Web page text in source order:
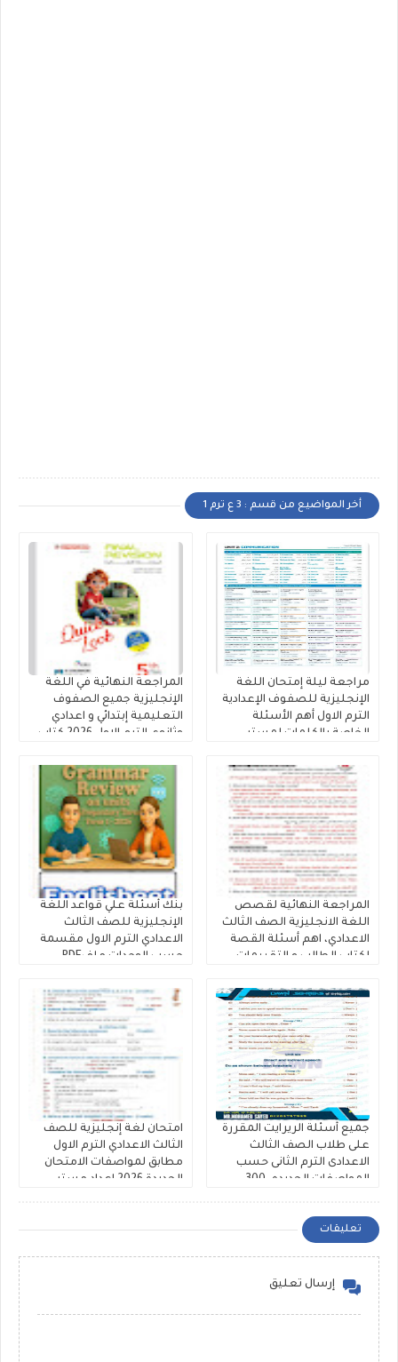
أخر المواضيع من قسم : 3 ع ترم 1
مراجعة ليلة إمتحان اللغة
الإنجليزية للصفوف الإعدادية
الترم الاول أهم الأسئلة
الخاصة بالكلمات لمستر
المراجعة النهائية في اللغة
الإنجليزية جميع الصفوف
التعليمية إبتدائي و اعدادي
وثانوي الترم الاول 2026 كتاب
المراجعة النهائية لقصص
اللغة الانجليزية الصف الثالث
الاعدادي، اهم أسئلة القصة
لكتاب الطالب و التقييمات
كتاب فايف ستارز
بنك أسئلة علي قواعد اللغة
الإنجليزية للصف الثالث
الاعدادي الترم الاول مقسمة
حسب الوحدات ملفPDF
جميع أسئلة الريرايت المقررة
على طلاب الصف الثالث
الاعدادى الترم الثانى حسب
المواصفات الجديده، 300
الاعدادية ملفات مجمعة
امتحان لغة إنجليزية للصف
الثالث الاعدادي الترم الاول
مطابق لمواصفات الامتحان
الجديدة 2026 إعداد مستر
تعليقات
إرسال تعليق